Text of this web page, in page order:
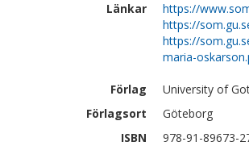
Länkar
https://
https://
https://
maria-
Förlag
University of
Förlagsort
Göteborg
ISBN
978-91-89673-